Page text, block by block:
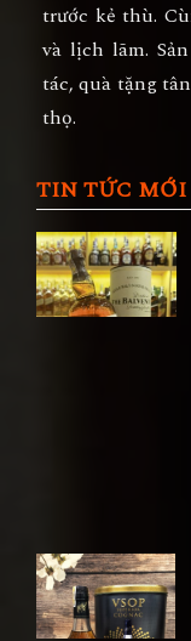
trước kẻ thù.
và lịch lãm.
tác, quà tặng
thọ.
TIN TỨC MỚI